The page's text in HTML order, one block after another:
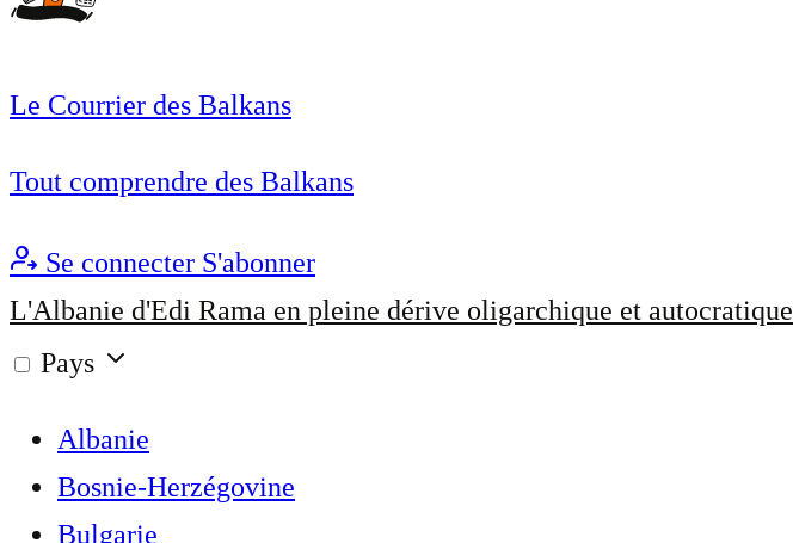
Le Courrier des Balkans
Tout comprendre des Balkans
Se connecter S'abonner
L'Albanie d'Edi Rama en pleine dérive oligarchique et autocratique
Pays
Albanie
Bosnie-Herzégovine
Bulgarie